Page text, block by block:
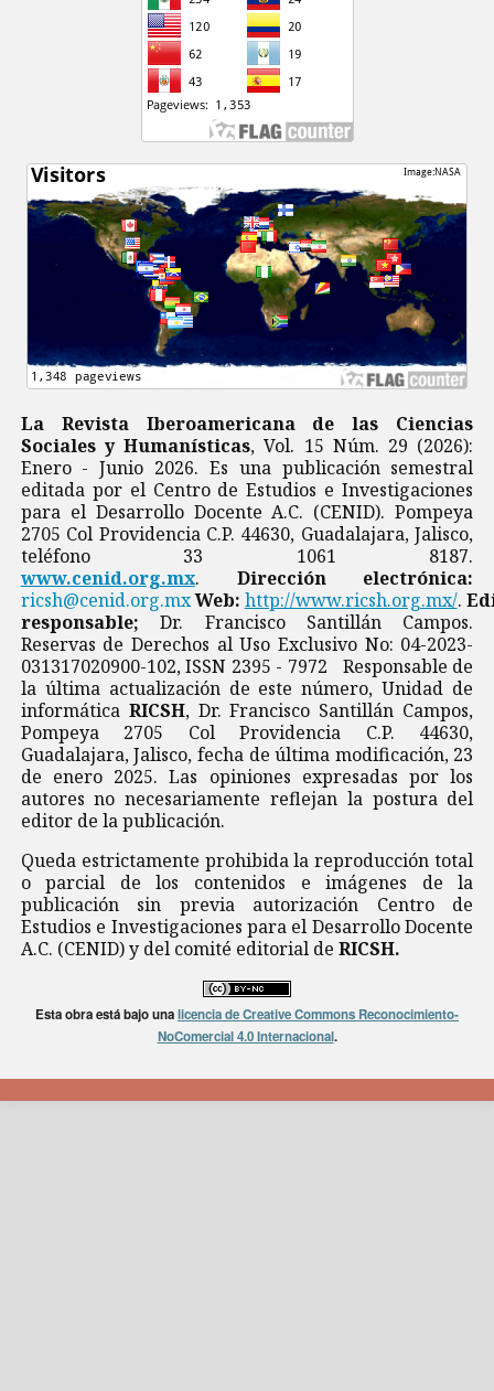
La Revista Iberoamericana de las Ciencias
Sociales y Humanísticas, Vol. 15 Núm. 29 (2026):
Enero - Junio 2026. Es una publicación semestral
editada por el Centro de Estudios e Investigaciones
para el Desarrollo Docente A.C. (CENID). Pompeya
2705 Col Providencia C.P. 44630, Guadalajara, Jalisco,
teléfono 33 1061 8187.
www.cenid.org.mx. Dirección electrónica:
ricsh@cenid.org.mxWeb: http://www.ricsh.org.mx/.
responsable; Dr. Francisco Santillán Campos.
Reservas de Derechos al Uso Exclusivo No: 04-2023-
031317020900-102, ISSN 2395 - 7972 Responsable de
la última actualización de este número, Unidad de
informática RICSH, Dr. Francisco Santillán Campos,
Pompeya 2705 Col Providencia C.P. 44630,
Guadalajara, Jalisco, fecha de última modificación, 23
de enero 2025. Las opiniones expresadas por los
autores no necesariamente reflejan la postura del
editor de la publicación.
Queda estrictamente prohibida la reproducción total
o parcial de los contenidos e imágenes de la
publicación sin previa autorización Centro de
Estudios e Investigaciones para el Desarrollo Docente
A.C. (CENID) y del comité editorial de RICSH.
Esta obra está bajo unalicencia de Creative Commons Reconocimiento-
NoComercial 4.0 Internacional.